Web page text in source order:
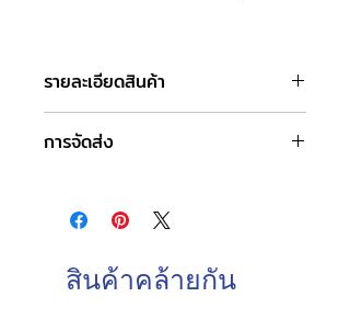
รายละเอียดสินค้า
เบอร์ 9
ชนิดฝา : ฝาแหลม
ความหนา : 100 แกรม
การบรรจุ : 500 ซอง/กล่อง
การจัดส่ง
จันทร์-เสาร์ : 8.00-17.00 น.
วันอาทิตย์ : ปิดทำการ
สินค้าคล้ายกัน